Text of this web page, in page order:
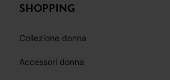
SHOPPING
Collezione donna
Accessori donna